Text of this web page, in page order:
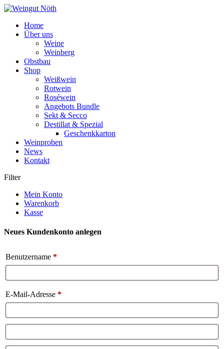
Weiter
Inhalt
Home
Über uns
Weine
Weinberg
Obstbau
Shop
Weißwein
Rotwein
Roséwein
Angebots Bundle
Sekt & Secco
Destillat & Spezial
Geschenkkarton
Weinproben
News
Kontakt
Filter
Mein Konto
Warenkorb
Kasse
Neues Kundenkonto anlegen
Benutzername *
E-Mail-Adresse *